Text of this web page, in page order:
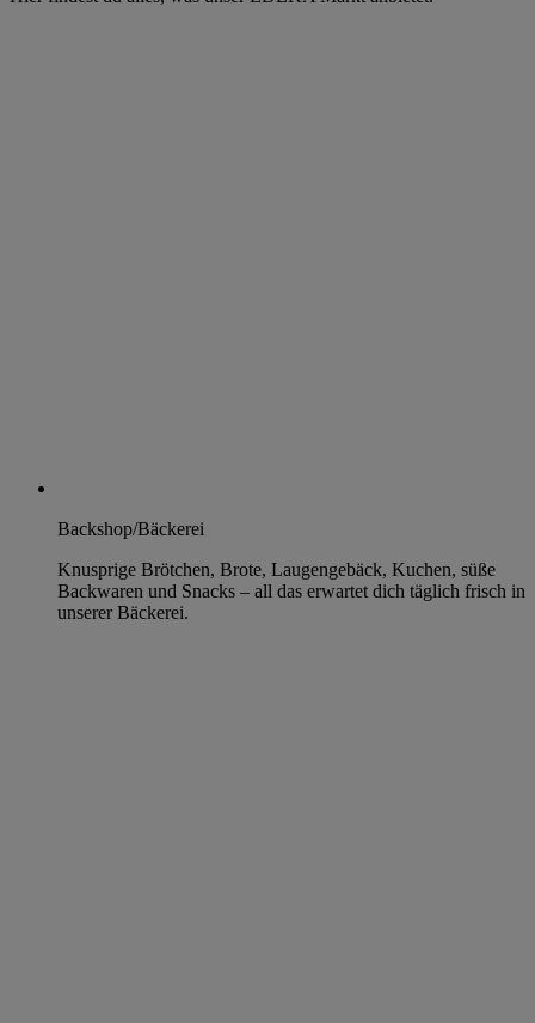
Backshop/Bäckerei
Knusprige Brötchen, Brote, Laugengebäck, Kuchen, süße
Backwaren und Snacks – all das erwartet dich täglich frisch in
unserer Bäckerei.